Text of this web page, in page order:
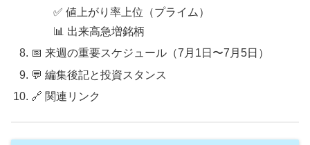
✅ 値上がり率上位（プライム）
📊 出来高急増銘柄
📅 来週の重要スケジュール（7月1日〜7月5日）
💬 編集後記と投資スタンス
🔗 関連リンク